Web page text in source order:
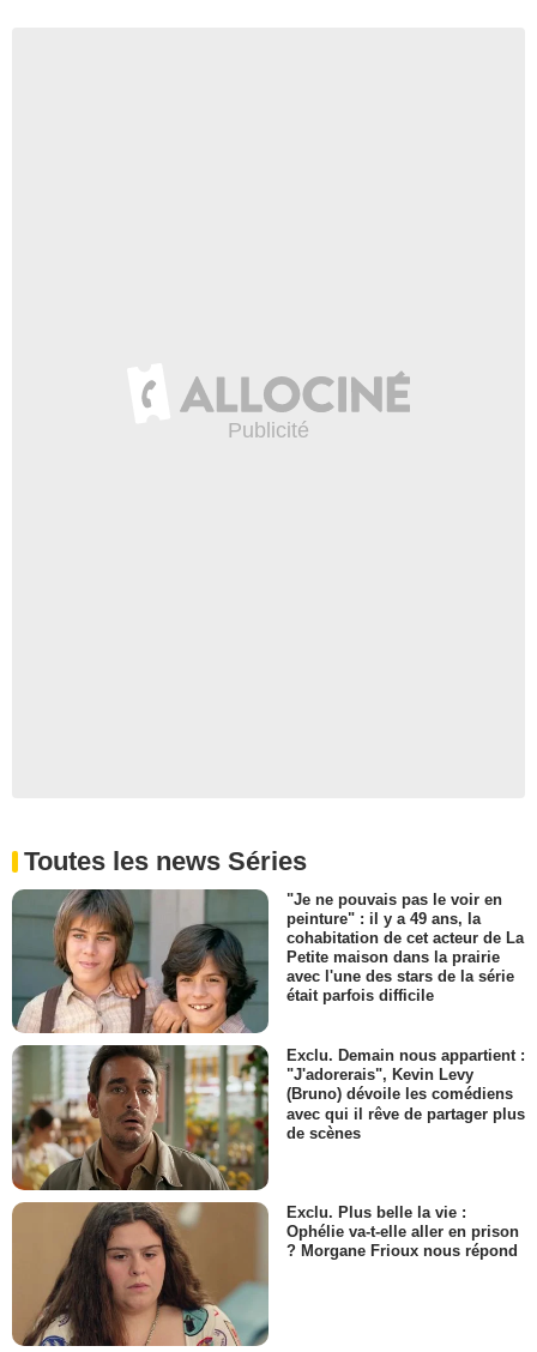
Toutes les news Séries
"Je ne pouvais pas le voir en
peinture" : il y a 49 ans, la
cohabitation de cet acteur de La
Petite maison dans la prairie
avec l'une des stars de la série
était parfois difficile
Exclu. Demain nous appartient :
"J'adorerais", Kevin Levy
(Bruno) dévoile les comédiens
avec qui il rêve de partager plus
de scènes
Exclu. Plus belle la vie :
Ophélie va-t-elle aller en prison
? Morgane Frioux nous répond